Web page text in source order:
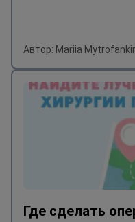
Автор: Mariia
Где сделать